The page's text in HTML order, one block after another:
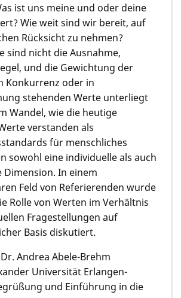
ist uns meine und oder deine
Wie weit sind wir bereit, auf
Rücksicht zu nehmen?
sind nicht die Ausnahme,
und die Gewichtung der
Konkurrenz oder in
stehenden Werte unterliegt
Wandel, wie die heutige
verstanden als
für menschliches
sowohl eine individuelle als auch
Dimension. In einem
Feld von Referierenden wurde
Rolle von Werten im Verhältnis
Fragestellungen auf
Basis diskutiert.
Andrea Abele-Brehm
Universität Erlangen-
und Einführung in die